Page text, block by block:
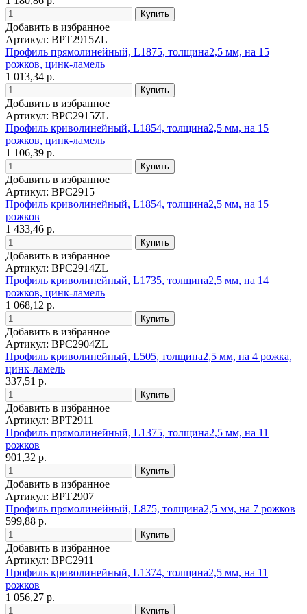
Добавить в избранное
Артикул: BPT2915ZL
Профиль прямолинейный, L1875, толщина2,5 мм, на 15
рожков, цинк-ламель
1 013,34 р.
Добавить в избранное
Артикул: BPC2915ZL
Профиль криволинейный, L1854, толщина2,5 мм, на 15
рожков, цинк-ламель
1 106,39 р.
Добавить в избранное
Артикул: BPC2915
Профиль криволинейный, L1854, толщина2,5 мм, на 15
рожков
1 433,46 р.
Добавить в избранное
Артикул: BPC2914ZL
Профиль криволинейный, L1735, толщина2,5 мм, на 14
рожков, цинк-ламель
1 068,12 р.
Добавить в избранное
Артикул: BPC2904ZL
Профиль криволинейный, L505, толщина2,5 мм, на 4 рожка,
цинк-ламель
337,51 р.
Добавить в избранное
Артикул: BPT2911
Профиль прямолинейный, L1375, толщина2,5 мм, на 11
рожков
901,32 р.
Добавить в избранное
Артикул: BPT2907
Профиль прямолинейный, L875, толщина2,5 мм, на 7 рожков
599,88 р.
Добавить в избранное
Артикул: BPC2911
Профиль криволинейный, L1374, толщина2,5 мм, на 11
рожков
1 056,27 р.